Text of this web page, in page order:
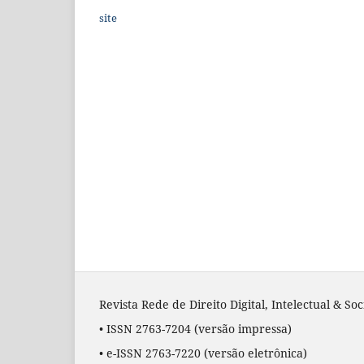
site
Revista Rede de Direito Digital, Intelectual &
• ISSN 2763-7204 (versão impressa)
• e-ISSN 2763-7220 (versão eletrônica)